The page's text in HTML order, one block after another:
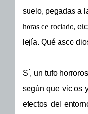
suelo, pegadas a
horas de rociado,
lejía. Qué asco
Sí, un tufo
según que vicios
efectos del